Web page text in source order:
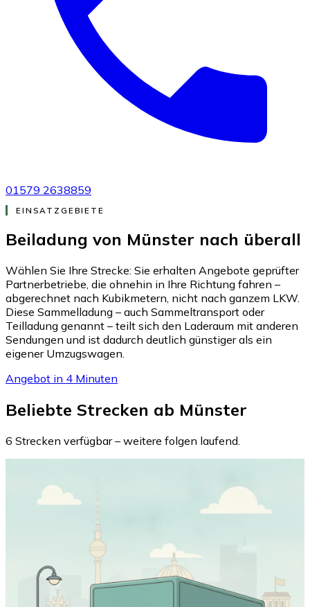
01579 2638859
EINSATZGEBIETE
Beiladung von Münster nach überall
Wählen Sie Ihre Strecke: Sie erhalten Angebote geprüfter
Partnerbetriebe, die ohnehin in Ihre Richtung fahren –
abgerechnet nach Kubikmetern, nicht nach ganzem LKW.
Diese Sammelladung – auch Sammeltransport oder
Teilladung genannt – teilt sich den Laderaum mit anderen
Sendungen und ist dadurch deutlich günstiger als ein
eigener Umzugswagen.
Angebot in 4 Minuten
Beliebte Strecken ab Münster
6 Strecken verfügbar – weitere folgen laufend.